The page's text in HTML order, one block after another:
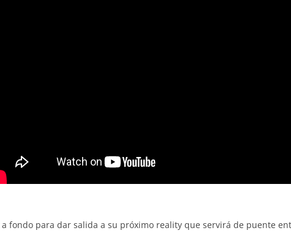
fondo para dar salida a su próximo reality que servirá de puente